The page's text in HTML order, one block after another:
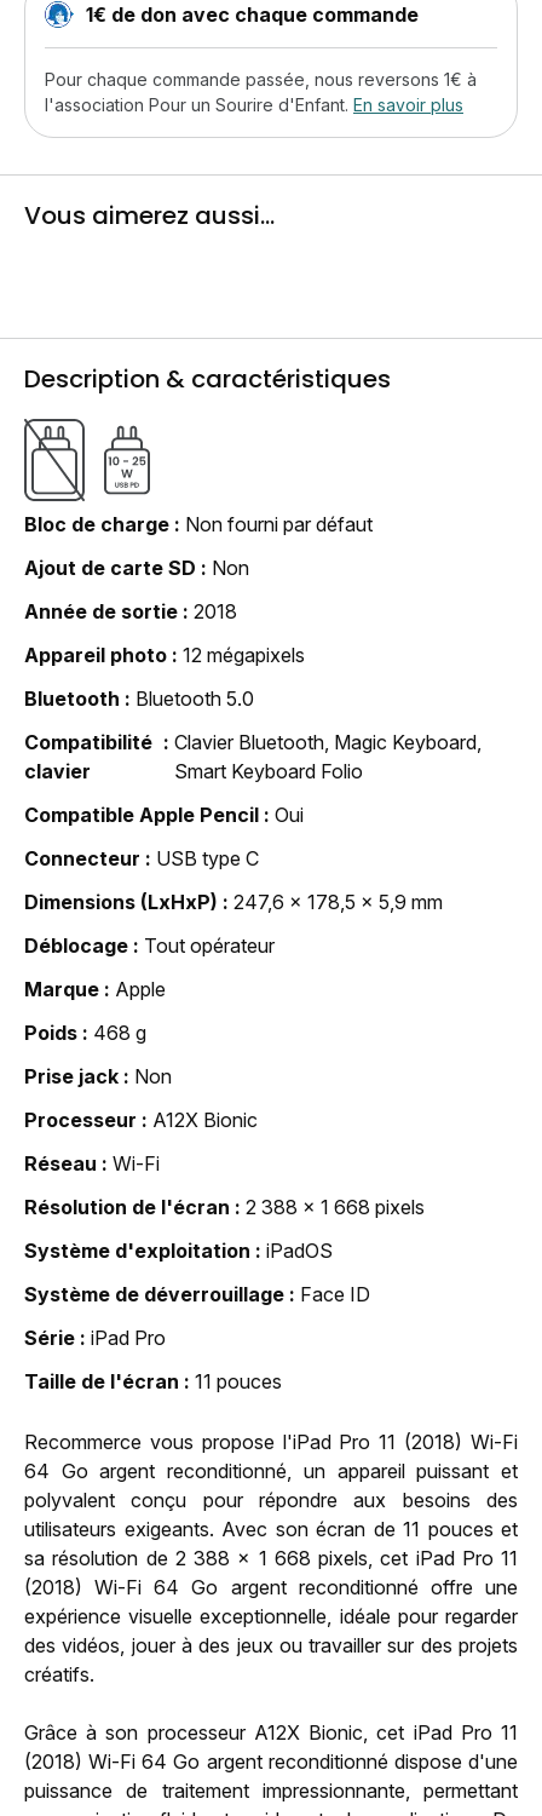
1€ de don avec chaque commande
Pour chaque commande passée, nous reversons 1€ à
l'association Pour un Sourire d'Enfant. En savoir plus
Vous aimerez aussi...
Description & caractéristiques
Bloc de charge
Non fourni par défaut
Ajout de carte SD
Non
Année de sortie
2018
Appareil photo
12 mégapixels
Bluetooth
Bluetooth 5.0
Compatibilité
clavier
Clavier Bluetooth, Magic Keyboard,
Smart Keyboard Folio
Compatible Apple Pencil
Oui
Connecteur
USB type C
Dimensions (LxHxP)
247,6 x 178,5 x 5,9 mm
Déblocage
Tout opérateur
Marque
Apple
Poids
468 g
Prise jack
Non
Processeur
A12X Bionic
Réseau
Wi-Fi
Résolution de l'écran
2 388 x 1 668 pixels
Système d'exploitation
iPadOS
Système de déverrouillage
Face ID
Série
iPad Pro
Taille de l'écran
11 pouces
Recommerce vous propose l'iPad Pro 11 (2018) Wi-Fi
64 Go argent reconditionné, un appareil puissant et
polyvalent conçu pour répondre aux besoins des
utilisateurs exigeants. Avec son écran de 11 pouces et
sa résolution de 2 388 x 1 668 pixels, cet iPad Pro 11
(2018) Wi-Fi 64 Go argent reconditionné offre une
expérience visuelle exceptionnelle, idéale pour regarder
des vidéos, jouer à des jeux ou travailler sur des projets
créatifs.
Grâce à son processeur A12X Bionic, cet iPad Pro 11
(2018) Wi-Fi 64 Go argent reconditionné dispose d'une
puissance de traitement impressionnante, permettant